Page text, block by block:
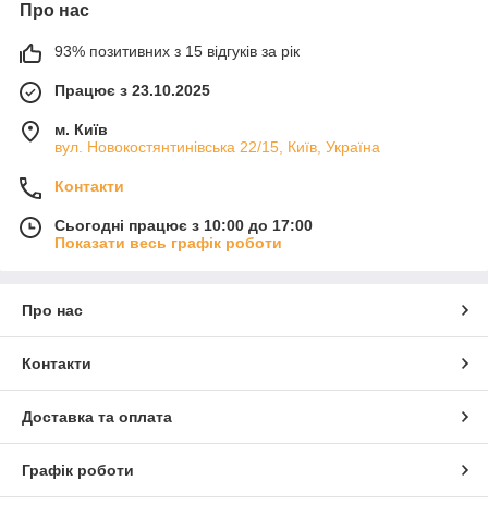
Про нас
93% позитивних з 15 відгуків за рік
Працює з 23.10.2025
м. Київ
вул. Новокостянтинівська 22/15, Київ, Україна
Контакти
Сьогодні працює з 10:00 до 17:00
Показати весь графік роботи
Про нас
Контакти
Доставка та оплата
Графік роботи